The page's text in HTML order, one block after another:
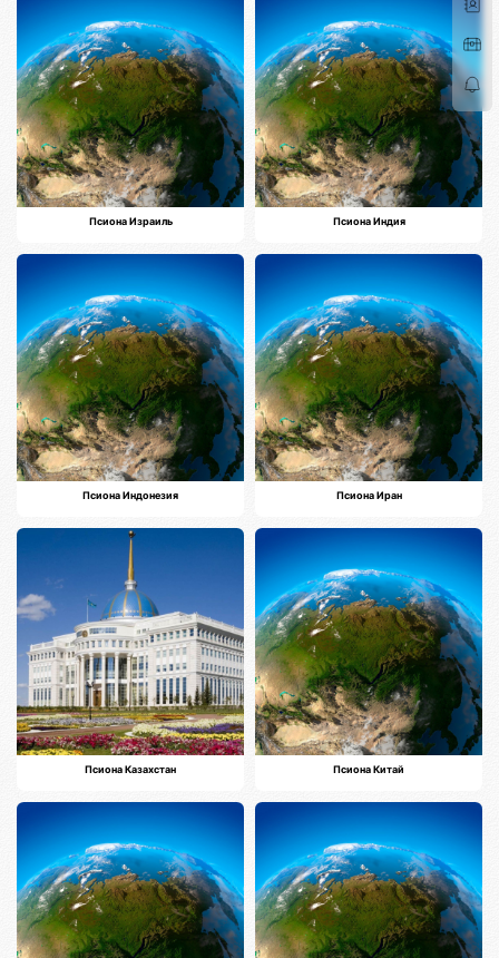
Псиона Израиль Псиона Индия
Псиона Индонезия Псиона Иран
Псиона Казахстан Псиона Китай